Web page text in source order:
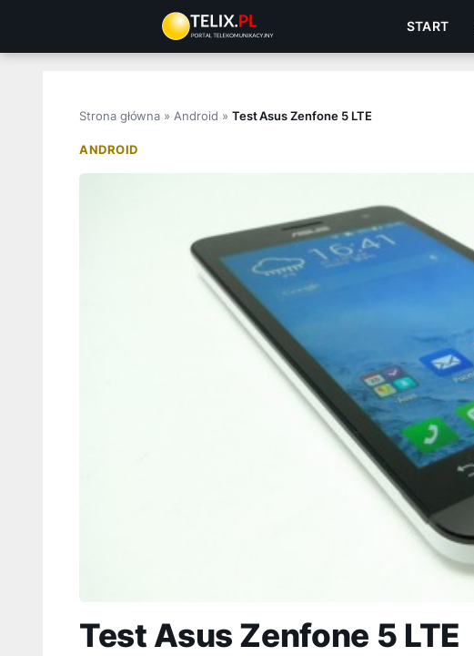
treści
START
Strona główna » Android » Test Asus Zenfone 5 LTE
ANDROID
Test Asus Zenfone 5 LTE